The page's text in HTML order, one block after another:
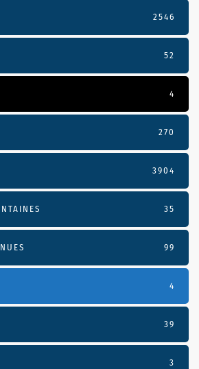
2546
52
4
270
3904
35
99
4
39
3